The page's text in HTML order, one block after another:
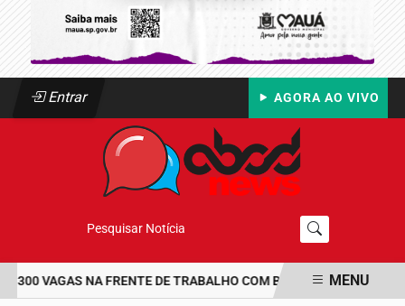
Entrar AGORA AO VIVO
Pesquisar Notícia
300 VAGAS NA FRENTE DE TRABALHO COM BOLSA DE UMMENU